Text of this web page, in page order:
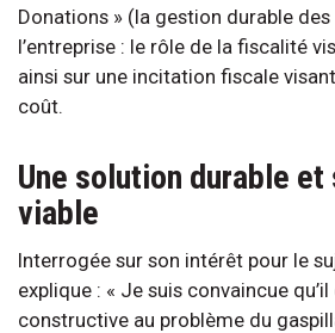
Donations » (la gestion durable
l’entreprise : le rôle de la fiscalité
ainsi sur une incitation fiscale
coût.
Une solution durable
viable
Interrogée sur son intérêt pour le
explique : « Je suis convaincue
constructive au problème du